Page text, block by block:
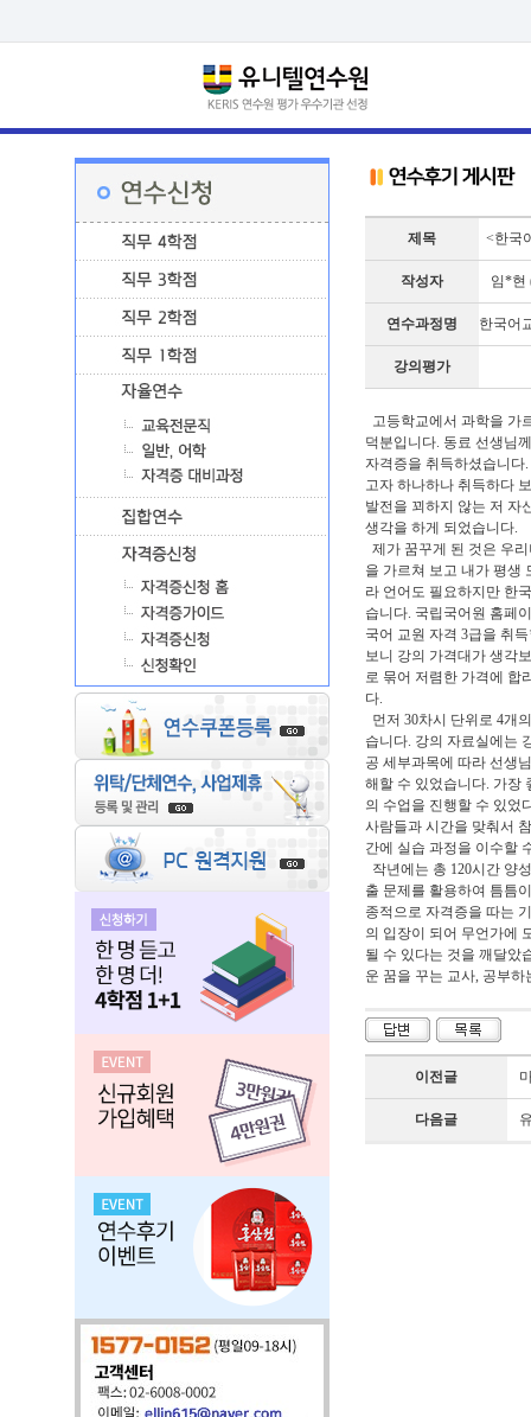
제목 <한국
작성자 임*현
연수과정명 한국어
강의평가
고등학교에서 과학을 가
덕분입니다. 동료 선생님
자격증을 취득하셨습니
고자 하나하나 취득하다
발전을 꾀하지 않는 저 자
생각을 하게 되었습니다.
제가 꿈꾸게 된 것은 우
을 가르쳐 보고 내가 평생
라 언어도 필요하지만 한
습니다. 국립국어원 홈페
국어 교원 자격 3급을 취
보니 강의 가격대가 생각
로 묶어 저렴한 가격에 합
다.
먼저 30차시 단위로 4개
습니다. 강의 자료실에는
공 세부과목에 따라 선생
해할 수 있었습니다. 가장
의 수업을 진행할 수 있었
사람들과 시간을 맞춰서
간에 실습 과정을 이수할
작년에는 총 120시간 양
출 문제를 활용하여 틈틈
종적으로 자격증을 따는
의 입장이 되어 무언가에
될 수 있다는 것을 깨달았
운 꿈을 꾸는 교사, 공부하
이전글
다음글